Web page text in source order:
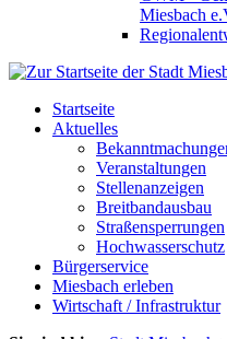
Miesbach
Startseite
Aktuelles
Veranstaltungen
Stellenanzeigen
Breitbandausbau
Straßensperrungen
Hochwasserschutz
Bürgerservice
Miesbach erleben
Wirtschaft / Infrastruktur